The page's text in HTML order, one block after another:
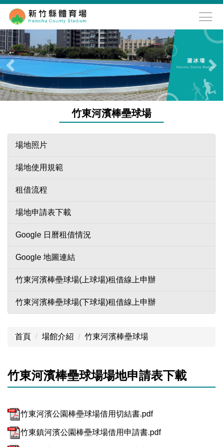
到
主
要
內
容
區
竹東河濱棒壘球場
場地照片
場地使用規範
租借流程
場地申請表下載
Google 日曆租借情況
Google 地圖連結
竹東河濱棒壘球場(上球場)租借線上申辦
竹東河濱棒壘球場(下球場)租借線上申辦
首頁 場館介紹 竹東河濱棒壘球場
竹東河濱棒壘球場場地申請表下載
竹東河濱公園棒壘球場借用切結書.pdf
竹東鎮河濱公園棒壘球場借用申請書.pdf